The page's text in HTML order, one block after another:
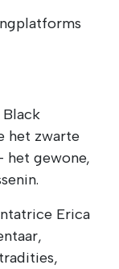
Black
het zwarte
het gewone,
Erica